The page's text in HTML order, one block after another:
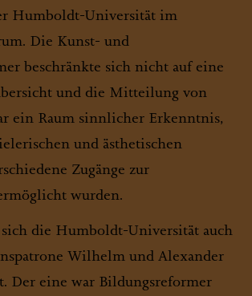
Humboldt-Universität im
Die Kunst- und
beschränkte sich nicht auf eine
und die Mitteilung von
ein Raum sinnlicher Erkenntnis,
und ästhetischen
Zugänge zur
wurden.
die Humboldt-Universität auch
Wilhelm und Alexander
Der eine war Bildungsreformer